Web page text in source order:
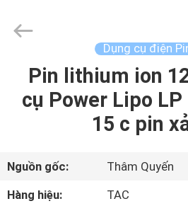
TRANG
CHỦ
SẢN
PHẨM
Guang
Technology
Dụng cụ điện
Pin lithium ion
cụ Power Lipo
15 c pin
Nguồn gốc:
Thâm Quyến
Hàng hiệu:
TAC